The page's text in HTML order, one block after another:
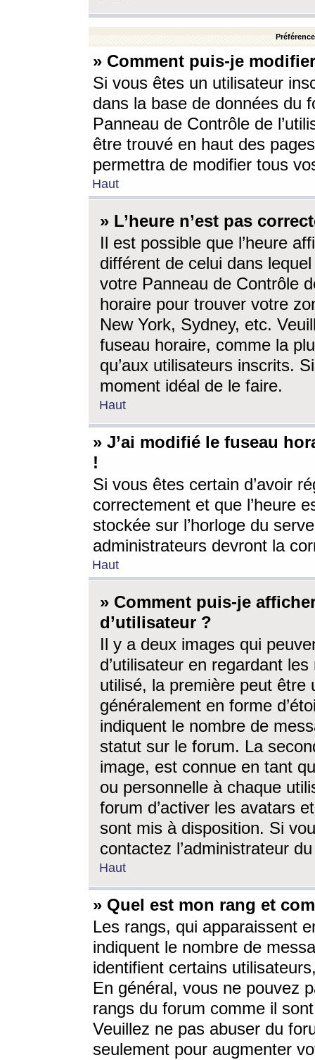
» Comment puis-je
Si vous êtes un utilisateur
dans la base de données du
Panneau de Contrôle de
être trouvé en haut des
permettra de modifier tous
Haut
» L’heure n’est pas
Il est possible que l’heure
différent de celui dans
votre Panneau de Contrôle
horaire pour trouver votre
New York, Sydney, etc.
fuseau horaire, comme la
qu’aux utilisateurs inscrits.
moment idéal de le faire.
Haut
» J’ai modifié le fuseau
!
Si vous êtes certain d’avoir
correctement et que l’heure
stockée sur l’horloge du
administrateurs devront la
Haut
» Comment puis-je
d’utilisateur ?
Il y a deux images qui
d’utilisateur en regardant
utilisé, la première peut être
généralement en forme
indiquent le nombre de
statut sur le forum. La
image, est connue en tant
ou personnelle à chaque
forum d’activer les avatars
sont mis à disposition. Si
contactez l’administrateur
Haut
» Quel est mon rang et
Les rangs, qui apparaissent
indiquent le nombre de
identifient certains
En général, vous ne pouvez
rangs du forum comme il
Veuillez ne pas abuser du
seulement pour augmenter